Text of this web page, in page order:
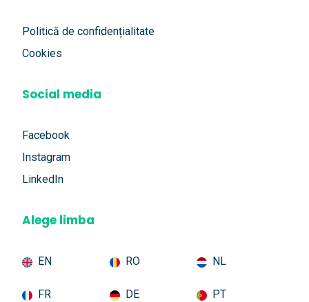
Politică de confidențialitate
Cookies
Social media
Facebook
Instagram
LinkedIn
Alege limba
EN RO NL
FR DE PT